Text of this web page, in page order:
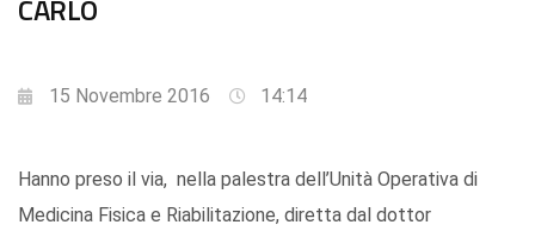
CARLO
15 Novembre 2016 14:14
Hanno preso il via, nella palestra dell’Unità Operativa di
Medicina Fisica e Riabilitazione, diretta dal dottor